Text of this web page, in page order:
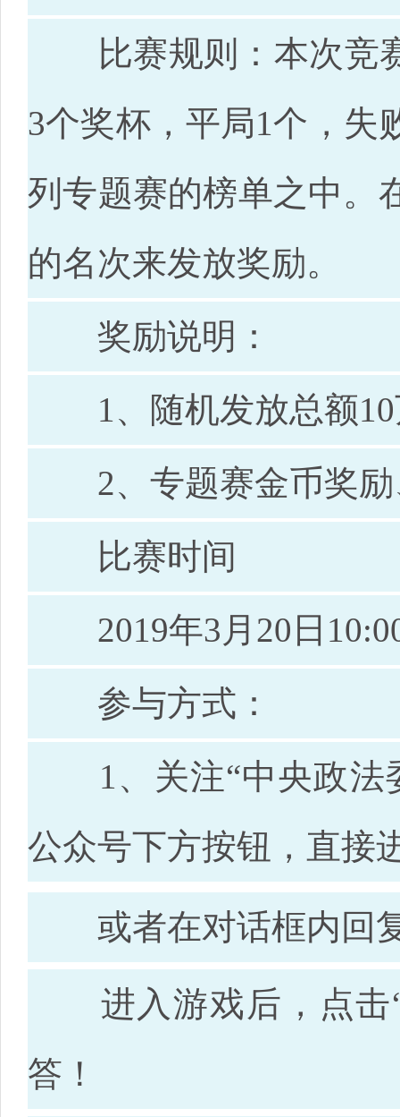
比赛规则：本次竞赛
3个奖杯，平局1个，失
列专题赛的榜单之中。
的名次来发放奖励。
奖励说明：
1、随机发放总额10
2、专题赛金币奖励
比赛时间
2019年3月20日
参与方式：
1、关注“中央政法委
公众号下方按钮，直接
或者在对话框内回复
进入游戏后，点击“
答！